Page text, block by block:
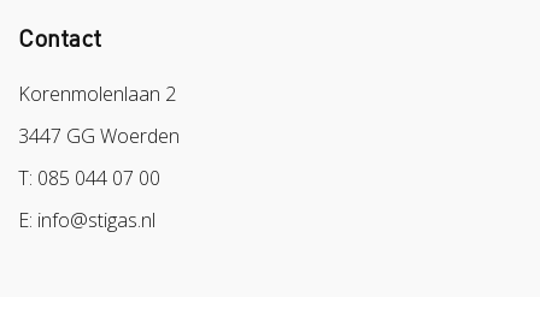
Veilig vrijwilligerswerk in het groen
Werken aan morgen
Colland
Sazas
BPL
Arbeidsmarkt
Contact
Korenmolenlaan 2
3447 GG Woerden
T: 085 044 07 00
E: info@stigas.nl